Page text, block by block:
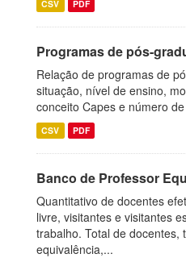
CSV PDF
Programas de pós-
Relação de programas de
situação, nível de ensino,
conceito Capes e número
CSV PDF
Banco de Professor
Quantitativo de docentes
livre, visitantes e visitantes
trabalho. Total de docentes,
equivalência,...